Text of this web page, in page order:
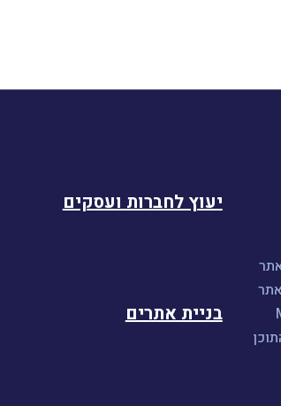
יעוץ לחברות ועסקים
בניית אתרים